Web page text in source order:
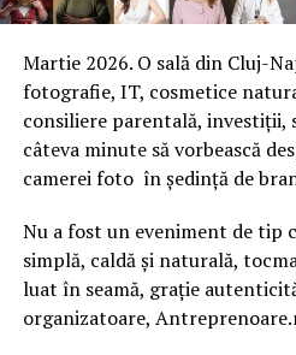
Martie 2026. O sală din Cluj-
fotografie, IT, cosmetice
consiliere parentală, investiții,
câteva minute să vorbească
camerei foto în ședință de
Nu a fost un eveniment de tip
simplă, caldă și naturală,
luat în seamă, grație
organizatoare,